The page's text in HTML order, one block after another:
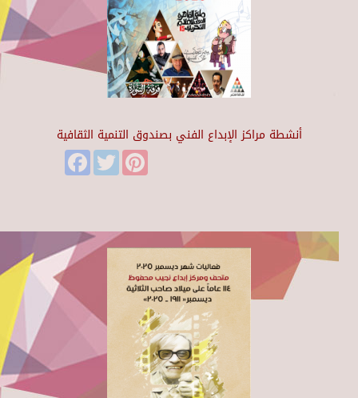
أنشطة مراكز الإبداع الفني بصندوق التنمية الثقافية
FacebookTwitter